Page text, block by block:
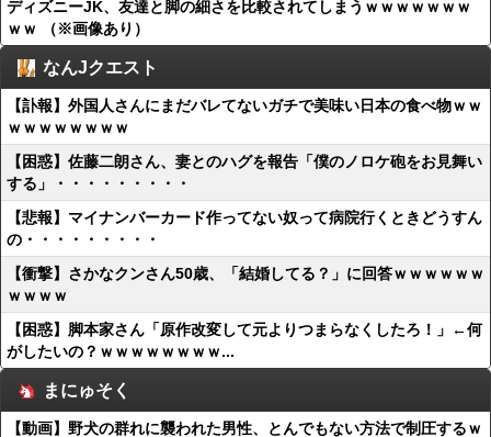
ディズニーJK、友達と脚の細さを比較されてしまうｗｗｗｗｗｗｗ
ｗｗ （※画像あり）
なんJクエスト
【訃報】外国人さんにまだバレてないガチで美味い日本の食べ物ｗｗ
ｗｗｗｗｗｗｗｗ
【困惑】佐藤二朗さん、妻とのハグを報告「僕のノロケ砲をお見舞い
する」・・・・・・・・・
【悲報】マイナンバーカード作ってない奴って病院行くときどうすん
の・・・・・・・・・
【衝撃】さかなクンさん50歳、「結婚してる？」に回答ｗｗｗｗｗｗ
ｗｗｗｗ
【困惑】脚本家さん「原作改変して元よりつまらなくしたろ！」←何
がしたいの？ｗｗｗｗｗｗｗｗ...
まにゅそく
【動画】野犬の群れに襲われた男性、とんでもない方法で制圧するｗ